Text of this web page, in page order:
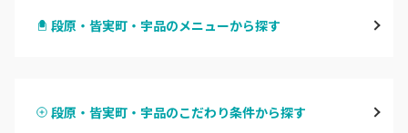
段原・皆実町・宇品
段原・皆実町・宇品のメニューから探す
ハンドスカルプ
段原・皆実町・宇品のこだわり条件から探す